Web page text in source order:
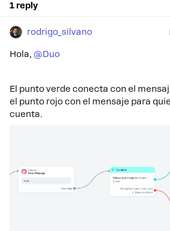
1 reply
rodrigo_silvano
Hola, ​ @Duo
El punto verde conecta con el
el punto rojo con el mensaje para
cuenta.